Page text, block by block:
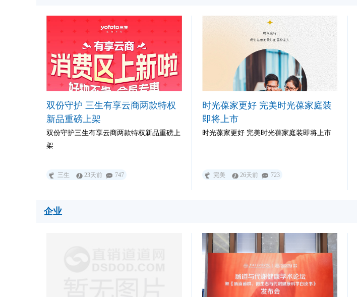
双份守护 三生有享云商两款特权
新品重磅上架
双份守护三生有享云商两款特权新品重磅上
架
三生 23天前 747
时光葆家更好 完美时光葆家庭装
即将上市
时光葆家更好 完美时光葆家庭装即将上市
完美 26天前 723
企业